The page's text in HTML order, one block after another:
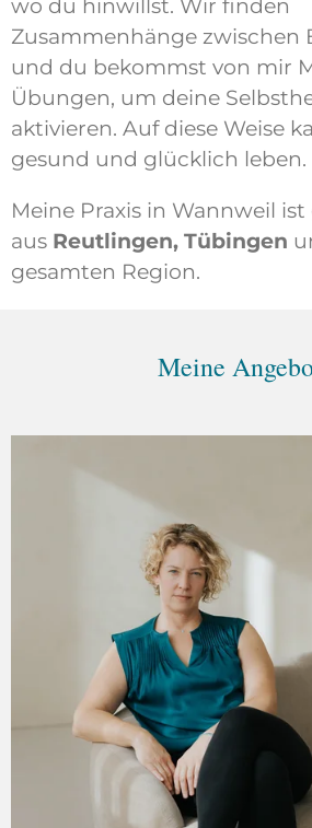
wo du hinwillst. Wir finden
Zusammenhänge zwischen
und du bekommst von mir
Übungen, um deine
aktivieren. Auf diese Weise
gesund und glücklich leben.
Meine Praxis in Wannweil
aus Reutlingen, Tübingen
gesamten Region.
Meine